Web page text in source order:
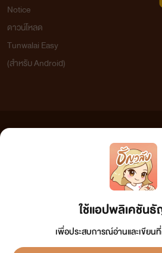
ใช้แอปพลิเคชัน
เพื่อประสบการณ์อ่านและเขีย
Notice
ดาวน์โหลด
Tunwalai Easy
(สำหรับ Android)
เว็บไซต์แห่งนี้ไม่ได้เห็นด้วยและไม่ขอรับผิดชอบต่อข้อความใดๆ
วิจารณญาณในการกลั่นกรองด้วยตนเอง และหากท่านพบข้อคว
กรุณาแจ้งมาที่ tunwalai@ookbee.com เพื่อทีมงานจะได้ดำเนิ
ลิขสิทธิ์ตามพระราชบัญญัติลิขสิทธิ์ (ฉบับเพิ่มเติม) พ.ศ.2558